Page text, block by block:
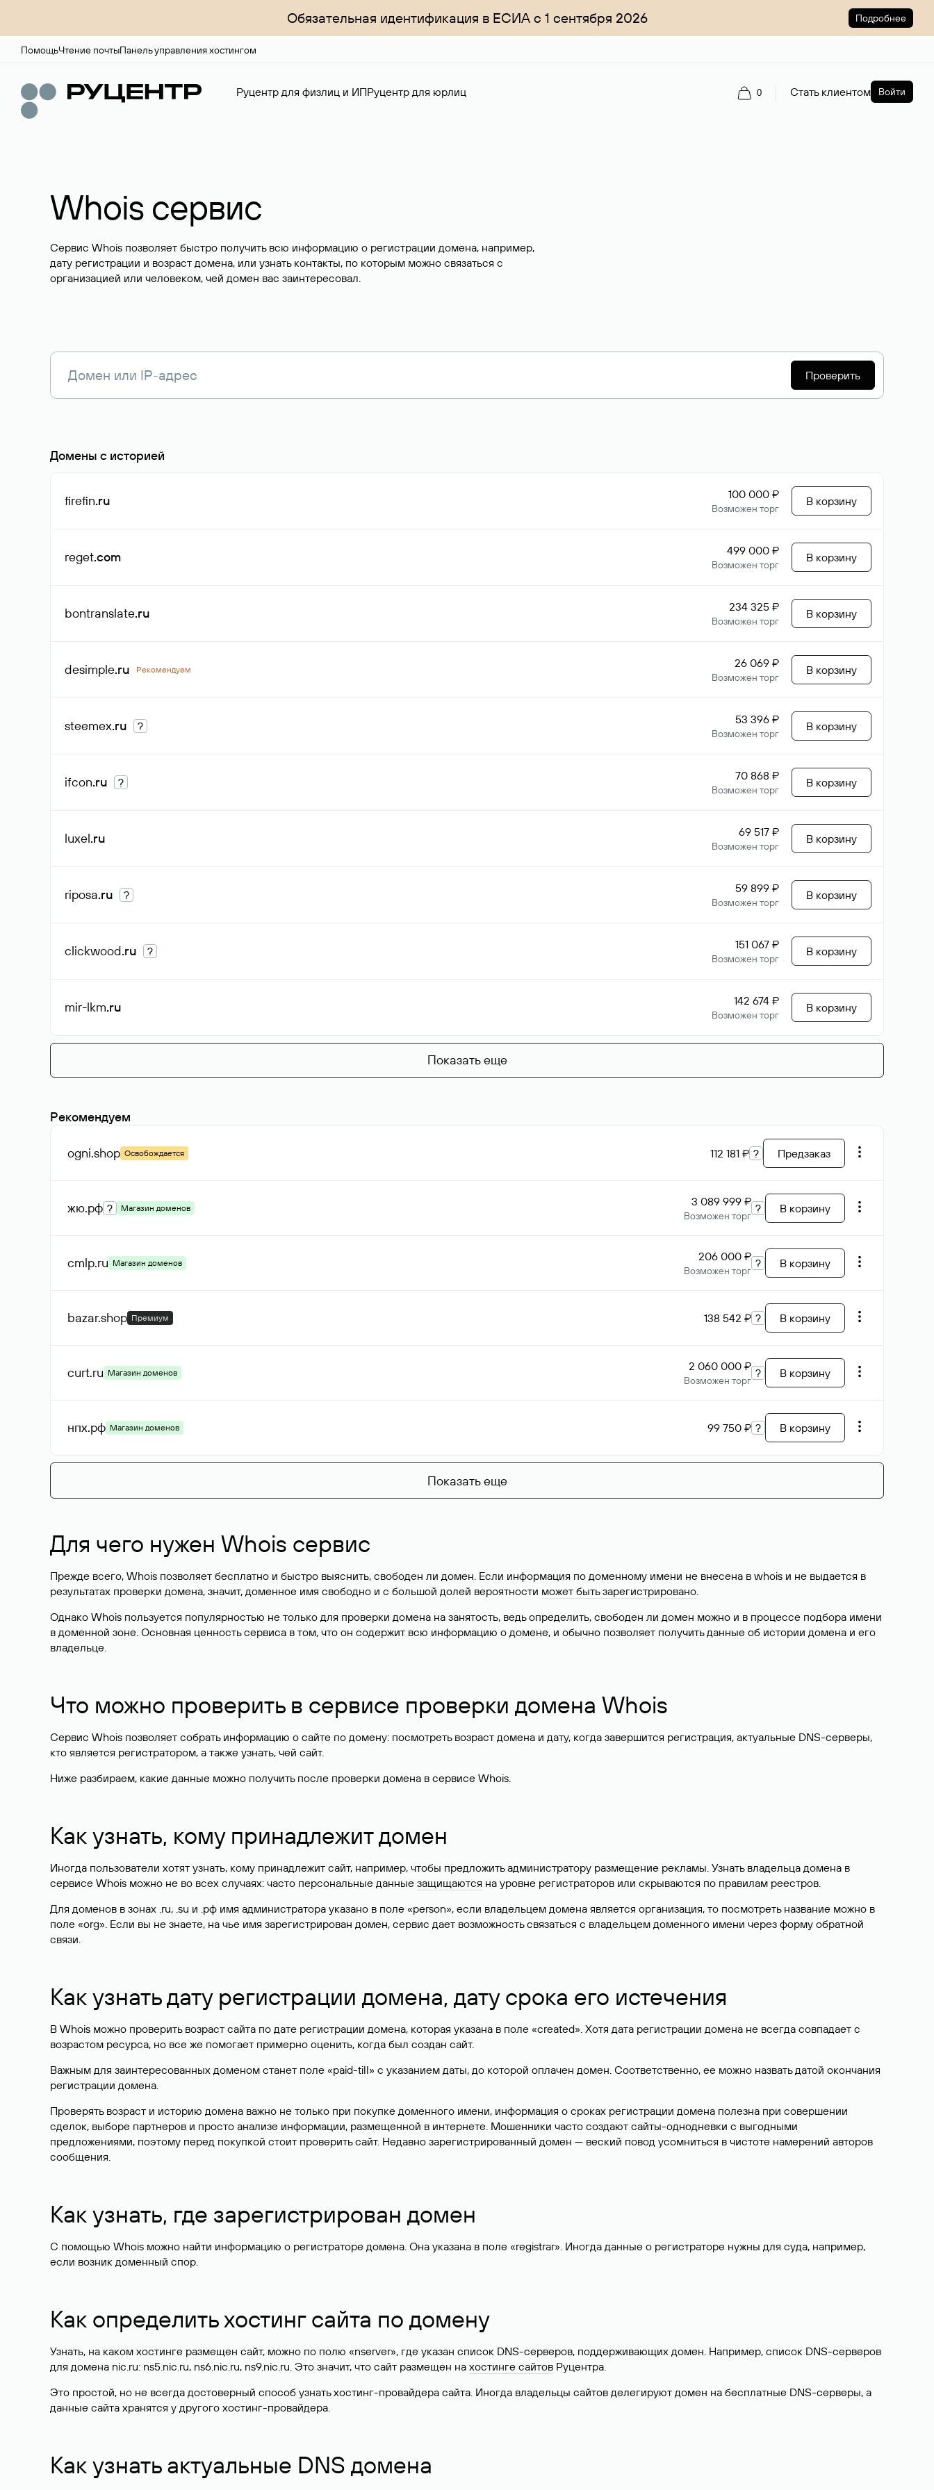
Обязательная идентификация в ЕСИА с 1 сентября 2026 Подробнее
ПомощьЧтение почтыПанель управления хостингом
Руцентр для физлиц и ИПРуцентр для юрлиц 0 Стать клиентом Войти
Whois сервис
Сервис Whois позволяет быстро получить всю информацию о регистрации домена, например,
дату регистрации и возраст домена, или узнать контакты, по которым можно связаться с
организацией или человеком, чей домен вас заинтересовал.
Проверить
Домены с историей
firefin.ru 100 000 ₽
Возможен торг
В корзину
reget.com 499 000 ₽
Возможен торг
В корзину
bontranslate.ru 234 325 ₽
Возможен торг
В корзину
desimple.ru Рекомендуем 26 069 ₽
Возможен торг
В корзину
steemex.ru ? 53 396 ₽
Возможен торг
В корзину
ifcon.ru ? 70 868 ₽
Возможен торг
В корзину
luxel.ru 69 517 ₽
Возможен торг
В корзину
riposa.ru ? 59 899 ₽
Возможен торг
В корзину
clickwood.ru ? 151 067 ₽
Возможен торг
В корзину
mir-lkm.ru 142 674 ₽
Возможен торг
В корзину
Показать еще
Рекомендуем
ogni.shop Освобождается 112 181 ₽ ? Предзаказ
жю.рф ? Магазин доменов 3 089 999 ₽
Возможен торг
? В корзину
cmlp.ru Магазин доменов 206 000 ₽
Возможен торг
? В корзину
bazar.shop Премиум 138 542 ₽ ? В корзину
curt.ru Магазин доменов 2 060 000 ₽
Возможен торг
? В корзину
нпх.рф Магазин доменов 99 750 ₽ ? В корзину
Показать еще
Для чего нужен Whois сервис
Прежде всего, Whois позволяет бесплатно и быстро выяснить, свободен ли домен. Если информация по доменному имени не внесена в whois и не выдается в
результатах проверки домена, значит, доменное имя свободно и с большой долей вероятности может быть зарегистрировано.
Однако Whois пользуется популярностью не только для проверки домена на занятость, ведь определить, свободен ли домен можно и в процессе подбора имени
в доменной зоне. Основная ценность сервиса в том, что он содержит всю информацию о домене, и обычно позволяет получить данные об истории домена и его
владельце.
Что можно проверить в сервисе проверки домена Whois
Сервис Whois позволяет собрать информацию о сайте по домену: посмотреть возраст домена и дату, когда завершится регистрация, актуальные DNS-серверы,
кто является регистратором, а также узнать, чей сайт.
Ниже разбираем, какие данные можно получить после проверки домена в сервисе Whois.
Как узнать, кому принадлежит домен
Иногда пользователи хотят узнать, кому принадлежит сайт, например, чтобы предложить администратору размещение рекламы. Узнать владельца домена в
сервисе Whois можно не во всех случаях: часто персональные данные защищаются на уровне регистраторов или скрываются по правилам реестров.
Для доменов в зонах .ru, .su и .рф имя администратора указано в поле «person», если владельцем домена является организация, то посмотреть название можно в
поле «org». Если вы не знаете, на чье имя зарегистрирован домен, сервис дает возможность связаться с владельцем доменного имени через форму обратной
связи.
Как узнать дату регистрации домена, дату срока его истечения
В Whois можно проверить возраст сайта по дате регистрации домена, которая указана в поле «created». Хотя дата регистрации домена не всегда совпадает с
возрастом ресурса, но все же помогает примерно оценить, когда был создан сайт.
Важным для заинтересованных доменом станет поле «paid-till» с указанием даты, до которой оплачен домен. Соответственно, ее можно назвать датой окончания
регистрации домена.
Проверять возраст и историю домена важно не только при покупке доменного имени, информация о сроках регистрации домена полезна при совершении
сделок, выборе партнеров и просто анализе информации, размещенной в интернете. Мошенники часто создают сайты-однодневки с выгодными
предложениями, поэтому перед покупкой стоит проверить сайт. Недавно зарегистрированный домен — веский повод усомниться в чистоте намерений авторов
сообщения.
Как узнать, где зарегистрирован домен
С помощью Whois можно найти информацию о регистраторе домена. Она указана в поле «registrar». Иногда данные о регистраторе нужны для суда, например,
если возник доменный спор.
Как определить хостинг сайта по домену
Узнать, на каком хостинге размещен сайт, можно по полю «nserver», где указан список DNS-серверов, поддерживающих домен. Например, список DNS-серверов
для домена nic.ru: ns5.nic.ru, ns6.nic.ru, ns9.nic.ru. Это значит, что сайт размещен на хостинге сайтов Руцентра.
Это простой, но не всегда достоверный способ узнать хостинг-провайдера сайта. Иногда владельцы сайтов делегируют домен на бесплатные DNS-серверы, а
данные сайта хранятся у другого хостинг-провайдера.
Как узнать актуальные DNS домена